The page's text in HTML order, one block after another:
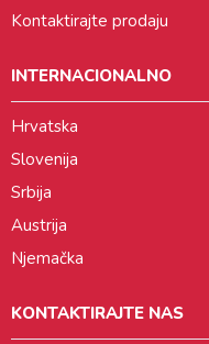
Kontaktirajte prodaju
INTERNACIONALNO
Hrvatska
Slovenija
Srbija
Austrija
Njemačka
KONTAKTIRAJTE NAS